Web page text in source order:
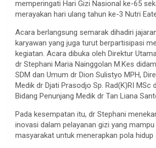
memperingati Hari Gizi Nasional ke-65
merayakan hari ulang tahun ke-3 Nutri
Acara berlangsung semarak dihadiri
karyawan yang juga turut berpartisipasi
kegiatan. Acara dibuka oleh Direktur
dr Stephani Maria Nainggolan M.Kes
SDM dan Umum dr Dion Sulistyo MPH,
Medik dr Djati Prasodjo Sp. Rad(K)RI MSc
Bidang Penunjang Medik dr Tan Liana
Pada kesempatan itu, dr Stephani
inovasi dalam pelayanan gizi yang
masyarakat untuk menerapkan pola hidup